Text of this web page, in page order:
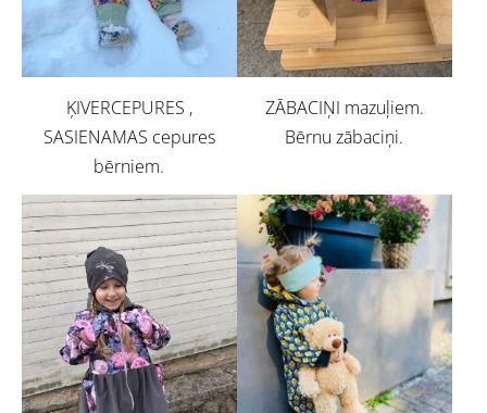
ĶIVERCEPURES ,
SASIENAMAS cepures
bērniem.
ZĀBACIŅI mazuļiem.
Bērnu zābaciņi.